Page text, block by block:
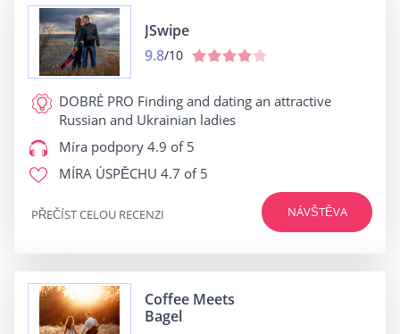
JSwipe
9.8/10
DOBRÉ PRO Finding and dating an attractive
Russian and Ukrainian ladies
Míra podpory 4.9 of 5
MÍRA ÚSPĚCHU 4.7 of 5
NÁVŠTĚVA
PŘEČÍST CELOU RECENZI
Coffee Meets
Bagel